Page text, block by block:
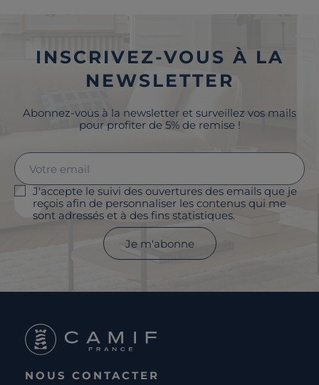
INSCRIVEZ-VOUS À LA
NEWSLETTER
Abonnez-vous à la newsletter et surveillez vos mails
pour profiter de 5% de remise !
J'accepte le suivi des ouvertures des emails que je
reçois afin de personnaliser les contenus qui me
sont adressés et à des fins statistiques.
Je m'abonne
NOUS CONTACTER